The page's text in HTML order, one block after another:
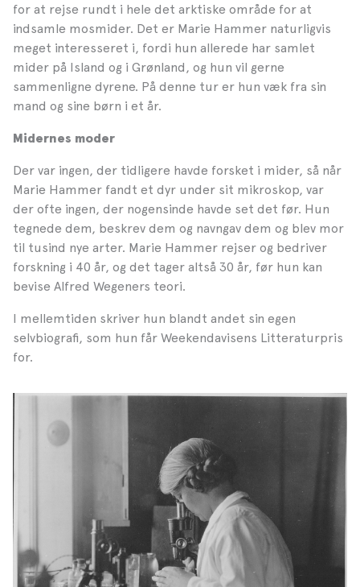
for at rejse rundt i hele det arktiske område for at
indsamle mosmider. Det er Marie Hammer naturligvis
meget interesseret i, fordi hun allerede har samlet
mider på Island og i Grønland, og hun vil gerne
sammenligne dyrene. På denne tur er hun væk fra sin
mand og sine børn i et år.
Midernes moder
Der var ingen, der tidligere havde forsket i mider, så når
Marie Hammer fandt et dyr under sit mikroskop, var
der ofte ingen, der nogen­sinde havde set det før. Hun
tegnede dem, beskrev dem og navngav dem og blev mor
til tusind nye arter. Marie Hammer rejser og bedriver
forskning i 40 år, og det tager altså 30 år, før hun kan
bevise Alfred Wegeners teori.
I mellemtiden skriver hun blandt andet sin egen
selvbiografi, som hun får Weekendavisens Litteraturpris
for.